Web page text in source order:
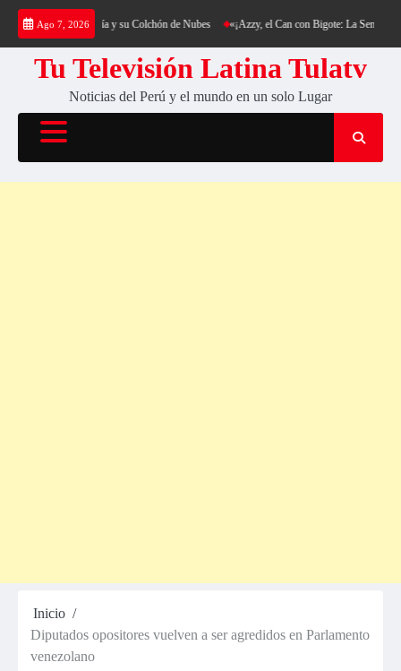
Saltar
contenido
Ago 7, 2026
al Cerro Cantería y su Colchón de Nubes «¡Azzy, el Can con Bigote: La Sensación
Tu Televisión Latina Tulatv
Noticias del Perú y el mundo en un solo Lugar
Inicio
Diputados opositores vuelven a ser agredidos en Parlamento
venezolano